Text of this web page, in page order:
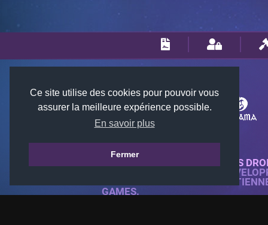
Ce site utilise des cookies pour pouvoir vous
assurer la meilleure expérience possible.
En savoir plus
Fermer
© 2018-2026 KTARENA. TOUS
SITE WEB ENTIÈREMENT
TOUTES LES IMAGES
GAMES.